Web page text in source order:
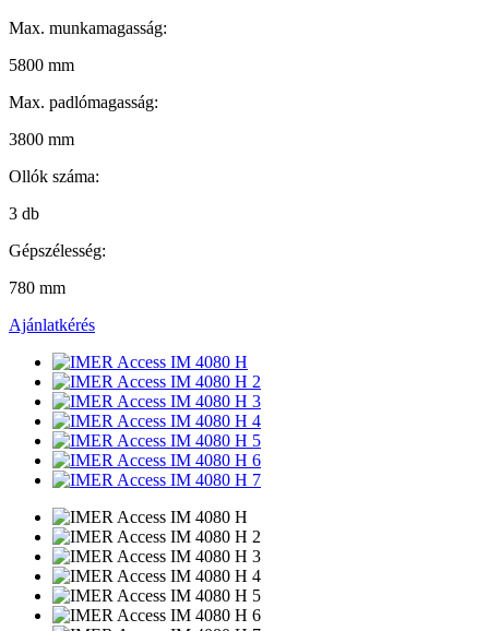
Max. munkamagasság:
5800 mm
Max. padlómagasság:
3800 mm
Ollók száma:
3 db
Gépszélesség:
780 mm
Ajánlatkérés